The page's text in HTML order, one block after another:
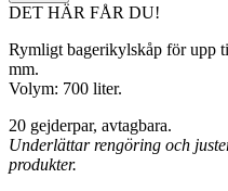
DET HÄR FÅR DU!
Rymligt bagerikylskåp för upp
mm.
Volym: 700 liter.
20 gejderpar, avtagbara.
Underlättar rengöring och
produkter.